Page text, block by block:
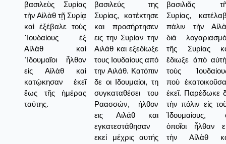
βασιλεὺς Συρίας
τὴν Αἰλὰθ τῇ Συρίᾳ
καὶ ἐξέβαλε τοὺς
᾿Ιουδαίους ἐξ
Αἰλὰθ καὶ
᾿Ιδουμαῖοι ἦλθον
εἰς Αἰλὰθ καὶ
κατῴκησαν ἐκεῖ
ἕως τῆς ἡμέρας
ταύτης.
βασιλεύς της
Συρίας, κατέκτησε
και προσήρτησεν
εις την Συρίαν την
Αιλάθ και εξεδίωξε
τους Ιουδαίους από
την Αιλάθ. Κατόπιν
δε οι Ιδουμαίοι, τη
συγκαταθέσει του
Ραασσών, ήλθον
εις Αιλάθ και
εγκατεστάθησαν
εκεί μέχρις αυτής
βασιλιᾶς
Συρίας,
πάλιν τὴν
διὰ
τῆς Συρίας
ἔδιωξε ἀπὸ
τοὺς
ποὺ
ἐκεῖ. Παρέδωκε
τὴν πόλιν εἰς
Ἰδουμαίους,
ὁποῖοι ἦλθαν
τὴν Αἰλὰθ